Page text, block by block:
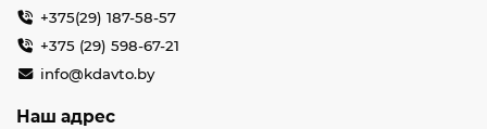
+375(29) 187-58-57
+375 (29) 598-67-21
info@kdavto.by
Наш адрес